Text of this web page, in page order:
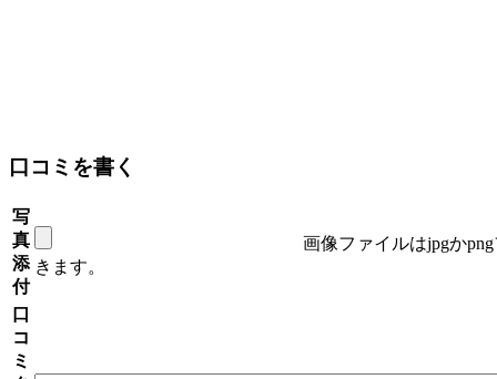
口コミを書く
写
真
添
付
画像ファイルはjpgか
きます。
口
コ
ミ